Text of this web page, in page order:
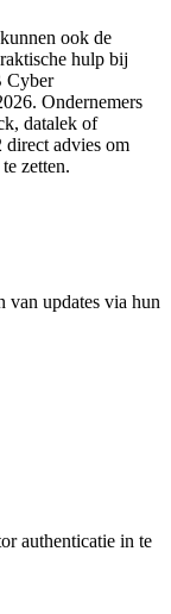
ook de
hulp bij
Cyber
Ondernemers
datalek of
advies om
zetten.
van updates via hun
authenticatie in te